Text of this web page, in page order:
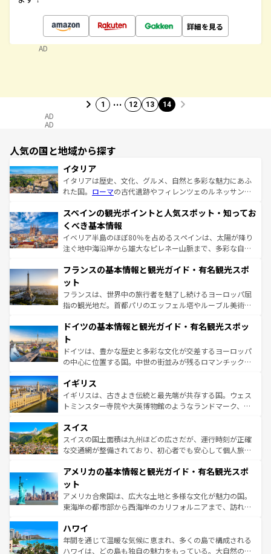
詳細を見る
AD
1 … 12 13 14
AD
AD
人気の国と地域から探す
イタリア
イタリアは歴史、文化、グルメ、自然と多彩な魅力にあふ
れた国。 ローマの古代遺跡やフィレンツェのルネッサンス
ろん、トスカーナの美しい田園風景やアマルフィ海岸の絶
景など、自然景観も見逃せない。観光の合間には、本場の
ピザやパスタなど、絶品のイタリア料理を堪能することも
できる。朝目覚めてから夜眠るまで、すべての瞬間を楽し
なお、新着のイタリア情報はコンテンツ一覧を参照してほ
しい。
スペインの観光ポイントと人気スポット・知ってお
くべき基本情報
イベリア半島のほぼ80％を占めるスペインは、太陽が降り
注ぐ地中海沿岸から雄大なピレネー山脈まで、多彩な自然
文化が根付くこの国では、情熱的なフラメンコ、熱気あふ
れる闘牛、そして美味しいタパスが生活の一部となってい
る。首都マドリードの洗練された雰囲気や、バルセロナの
アートに溢れた街角から、地方では古代ローマ遺跡や中世
せる。地方によって風土や気候が異なるスペインはその個
ンテンツ一覧 を参照してほしい。
フランスの基本情報と観光ガイド・有名観光スポ
ット
フランスは、世界中の旅行者を魅了し続けるヨーロッパ屈
指の観光地だ。首都パリのエッフェル塔やルーブル美術館
で、幅広い魅力が詰まっている。華麗な宮殿、歴史的な大
聖堂、美しいビーチ、そして豊かな自然が、訪れる者を心
から魅了する。また、フランスは美食の国としても知ら
れ、フランス料理はユネスコ無形文化遺産にも登録されて
香り高いラベンダー畑など、多彩な楽しみ方が可能だ。さ
らに、パリ以外の地域にも魅力が溢れており、どの街角に
も豊かな歴史と文化が息づいている。パリ以外の個性あふ
を参照してほしい。
ドイツの基本情報と観光ガイド・有名観光スポッ
ト
ドイツは、豊かな歴史と多彩な文化が交差するヨーロッパ
の中心に位置する国。中世の街並みが残るロマンチック街
顔を持つこの国は、どこを歩いても飽きることがない。ベ
ルリンの文化的活気、バイエルン州のアルプスの絶景、そ
してライン川沿いのワイン畑といった風景は必見。ビール
は、お酒好きな人にはぜひ体験してほしい。 なお、新着の
ドイツ情報はコンテンツ一覧を参照してほしい。
イギリス
イギリスは、古きよき伝統と最先端が共存する国。ウェス
トミンスター寺院や大英博物館のようなランドマーク、歴
リアごとに異なる魅力がある。また、優雅なアフタヌーン
ティー、ビール好きにはたまらない英国パブ、サッカー観
戦など、本場だからこそできる体験も豊富。イギリスを旅
ンツ一覧を参照してほしい。
スイス
スイスの国土面積は九州ほどの広さだが、運行時刻が正確
な交通網が整備されており、初心者でも安心して個人旅行
の建物がそのまま残る町や、スイスならではのユニークな
博物館もあり、アルプス観光だけでなく町歩きも満喫する
ことができる。国民の所得が高いため物価も高いが、旅行
者向けの交通パス提供のサービスもあり、うまく活用すれ
着のスイス情報は
アメリカの基本情報と観光ガイド・有名観光スポ
ット
アメリカ合衆国は、広大な土地と多様な文化が魅力の国。
東海岸の都市部から西海岸のカリフォルニアまで、訪れる
のような巨大都市は、観光、ショッピング、エンターテイ
ンメントが詰まった刺激的なスポットだ。一方、アメリカ
西部には大自然が広がり、グランドキャニオンやイエロー
ハワイ
年間を通じて温暖な気候に恵まれ、多くの島で構成される
ハワイは、どの島も独自の魅力をもっている。大自然の神